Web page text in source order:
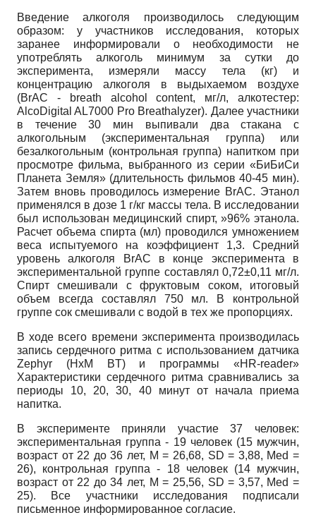
Введение алкоголя производилось следующим
образом: у участников исследования, которых
заранее информировали о необходимости не
употреблять алкоголь минимум за сутки до
эксперимента, измеряли массу тела (кг) и
концентрацию алкоголя в выдыхаемом воздухе
(BrAC - breath alcohol content, мг/л, алкотестер:
AlcoDigital AL7000 Pro Breathalyzer). Далее участники
в течение 30 мин выпивали два стакана с
алкогольным (экспериментальная группа) или
безалкогольным (контрольная группа) напитком при
просмотре фильма, выбранного из серии «БиБиСи
Планета Земля» (длительность фильмов 40-45 мин).
Затем вновь проводилось измерение BrAC. Этанол
применялся в дозе 1 г/кг массы тела. В исследовании
был использован медицинский спирт, »96% этанола.
Расчет объема спирта (мл) проводился умножением
веса испытуемого на коэффициент 1,3. Средний
уровень алкоголя BrAC в конце эксперимента в
экспериментальной группе составлял 0,72±0,11 мг/л.
Спирт смешивали с фруктовым соком, итоговый
объем всегда составлял 750 мл. В контрольной
группе сок смешивали с водой в тех же пропорциях.
В ходе всего времени эксперимента производилась
запись сердечного ритма с использованием датчика
Zephyr (HxM BT) и программы «HR-reader»
Характеристики сердечного ритма сравнивались за
периоды 10, 20, 30, 40 минут от начала приема
напитка.
В эксперименте приняли участие 37 человек:
экспериментальная группа - 19 человек (15 мужчин,
возраст от 22 до 36 лет, M = 26,68, SD = 3,88, Med =
26), контрольная группа - 18 человек (14 мужчин,
возраст от 22 до 34 лет, M = 25,56, SD = 3,57, Med =
25). Все участники исследования подписали
письменное информированное согласие.